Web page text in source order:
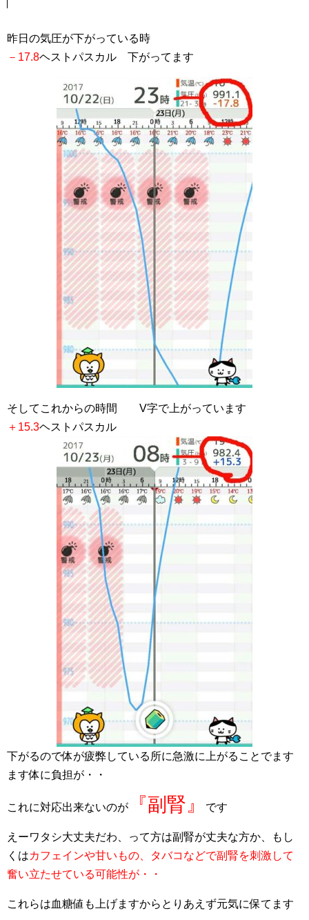
昨日の気圧が下がっている時
－17.8ヘストパスカル 下がってます
そしてこれからの時間 V字で上がっています
＋15.3ヘストパスカル
下がるので体が疲弊している所に急激に上がることでます
ます体に負担が・・
これに対応出来ないのが 『副腎』 です
えーワタシ大丈夫だわ、って方は副腎が丈夫な方か、もし
くはカフェインや甘いもの、タバコなどで副腎を刺激して
奮い立たせている可能性が・・
これらは血糖値も上げますからとりあえず元気に保てます